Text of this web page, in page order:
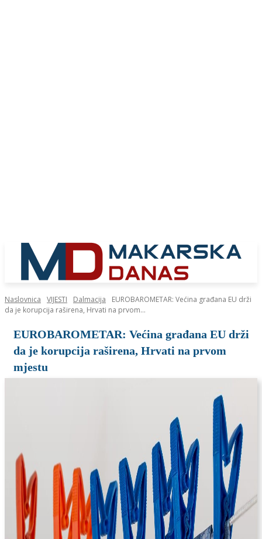
Naslovnica VIJESTI Dalmacija
EUROBAROMETAR: Većina građana EU drži
da je korupcija raširena, Hrvati na prvom...
EUROBAROMETAR: Većina građana EU drži
da je korupcija raširena, Hrvati na prvom
mjestu